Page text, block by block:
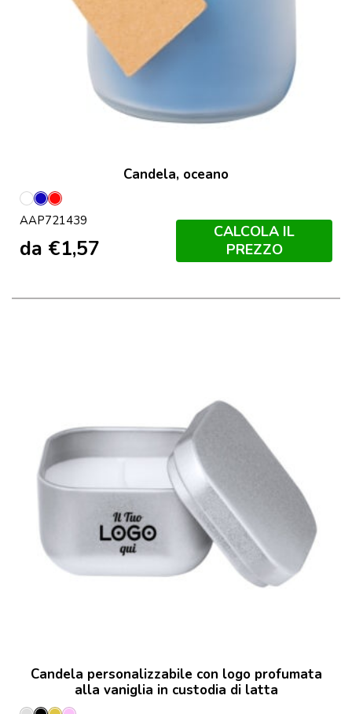
Candela, oceano
Bianco
BluRosso
AAP721439
da €1,57
CALCOLA IL
PREZZO
Candela personalizzabile con logo profumata
alla vaniglia in custodia di latta